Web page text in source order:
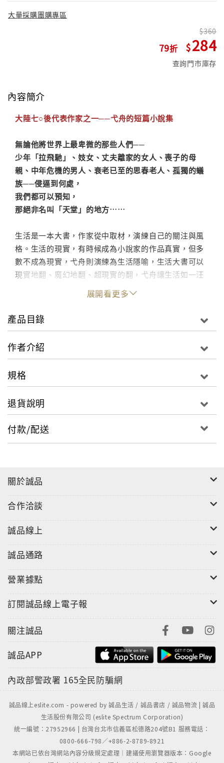
大量採購團購專區
79
360
284
查詢門市庫存
內容簡介
大陸七○後代表作家之一──弋舟的短篇小說集
無論他將世界上最卑微的那些人們──
少年「拉飛馳」、妓女、丈夫離家的女人、喪子的母
親、中年危機的男人、衰老已至的思春老人、孤獨的蟻
族──侵逼到何處，
我們都可以預知，
那絕非名叫「天堂」的地方……
生活是一本大書，作家從中取材，演練自己的關注與風
格。生活的現實，有時候成為小說家的作品真實，但多
數不成為現實，弋舟則演練為生活隱喻，生活大書可以
現實地翻、魔幻地翻、超現實的翻，弋舟讓生活如一汪
水流，水不變，改變的是維繫水流的兩岸，弋舟把岸推
得遠一些、寬一些，後來索性，就不要被岸拘縛了。
──作家／吳鈞堯
睛，既在看著青春飛揚的你，也在看著即將到來的衰老
在的灰飛煙滅和虛無。
展開看更多
產品目錄
作者介紹
規格
退貨說明
付款/配送
關於誠品
合作洽談
誠品線上
誠品通路
營業據點
訂閱誠品線上電子報
關注誠品
誠品APP
內政部警政署 165全民防騙網
誠品線上eslite.com - powered by 誠品生活 / 誠品書店 / 誠品物流 | 誠品
生活股份有限公司 (eslite Spectrum Corporation)
統一編號：27952966 | 台灣台北市信義區松德路204號B1 服務電話：
0800-666-798／+886-2-8789-8921
本網站已依台灣網站內容分級規定處理｜建議使用瀏覽器版本：Google